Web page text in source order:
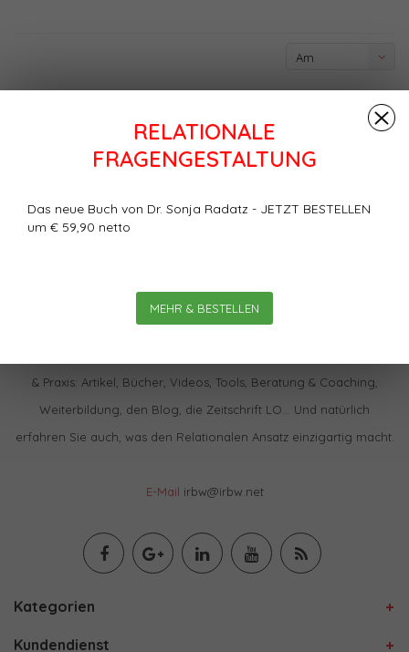
RELATIONALE
FRAGENGESTALTUNG
Das neue Buch von Dr. Sonja Radatz - JETZT BESTELLEN
um € 59,90 netto
MEHR & BESTELLEN
Am
& Praxis: Artikel, Bücher, Videos, Tools, Beratung & Coaching,
Weiterbildung, den Blog, die Zeitschrift LO… Und natürlich
erfahren Sie auch, was den Relationalen Ansatz einzigartig macht.
E-Mail irbw@irbw.net
Kategorien
Kundendienst